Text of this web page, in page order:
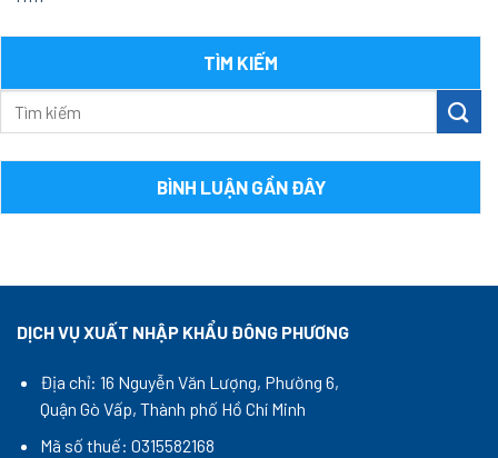
TÌM KIẾM
BÌNH LUẬN GẦN ĐÂY
DỊCH VỤ XUẤT NHẬP KHẨU ĐÔNG PHƯƠNG
Địa chỉ: 16 Nguyễn Văn Lượng, Phường 6,
Quận Gò Vấp, Thành phố Hồ Chí Minh
Mã số thuế: 0315582168